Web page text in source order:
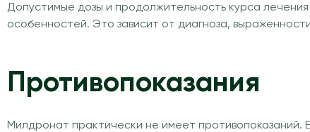
Допустимые дозы и продолжительность курса
особенностей. Это зависит от диагноза,
Противопоказания
Милдронат практически не имеет